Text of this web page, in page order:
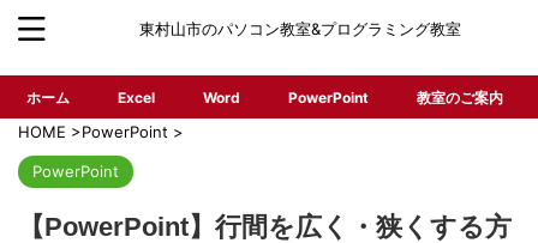
東村山市のパソコン教室&プログラミング教室
ホーム Excel Word PowerPoint 教室のご案内
HOME >PowerPoint >
PowerPoint
【PowerPoint】行間を広く・狭くする方